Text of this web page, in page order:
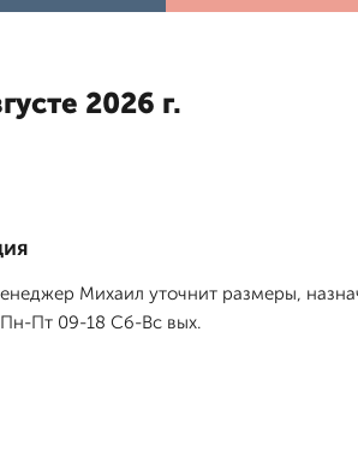
2026 г.
Михаил уточнит размеры,
Пт 09-18 Сб-Вс вых.